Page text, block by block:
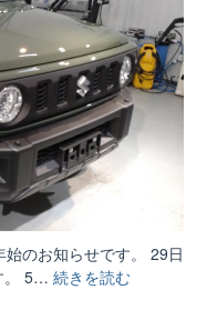
のお知らせです。 29日
。 5… 続きを読む